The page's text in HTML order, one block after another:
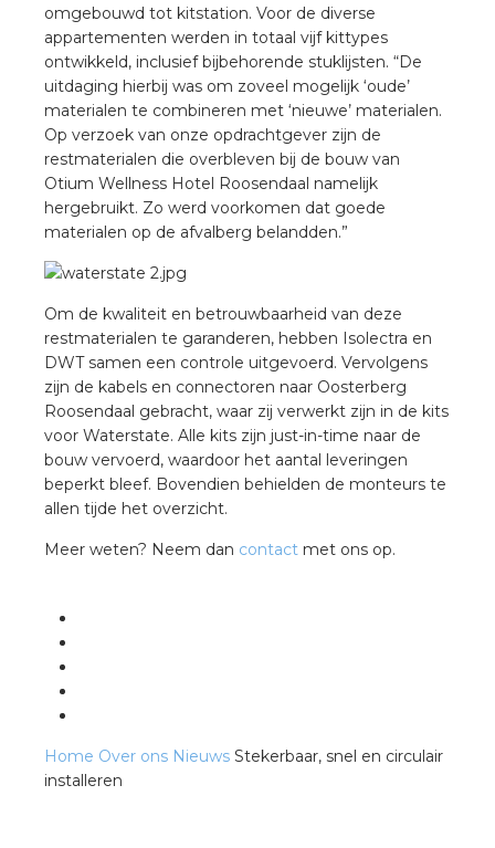
omgebouwd tot kitstation. Voor de diverse
appartementen werden in totaal vijf kittypes
ontwikkeld, inclusief bijbehorende stuklijsten. “De
uitdaging hierbij was om zoveel mogelijk ‘oude’
materialen te combineren met ‘nieuwe’ materialen.
Op verzoek van onze opdrachtgever zijn de
restmaterialen die overbleven bij de bouw van
Otium Wellness Hotel Roosendaal namelijk
hergebruikt. Zo werd voorkomen dat goede
materialen op de afvalberg belandden.”
Om de kwaliteit en betrouwbaarheid van deze
restmaterialen te garanderen, hebben Isolectra en
DWT samen een controle uitgevoerd. Vervolgens
zijn de kabels en connectoren naar Oosterberg
Roosendaal gebracht, waar zij verwerkt zijn in de kits
voor Waterstate. Alle kits zijn just-in-time naar de
bouw vervoerd, waardoor het aantal leveringen
beperkt bleef. Bovendien behielden de monteurs te
allen tijde het overzicht.
Meer weten? Neem dan contact met ons op.
Home Over ons Nieuws Stekerbaar, snel en circulair
installeren
groothandels